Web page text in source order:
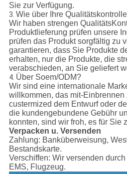
Sie zur Verfügung.
3. Wie über Ihre
Wir haben strengen
Produktlieferung prüfen unsere
prüfen das Produkt sorgfältig zu
garantieren, dass Sie Produkte
erhalten, nur die Produkte, die
verabschieden, an Sie geliefert
4. Über Soem/ODM?
Wir sind eine internationale
willkommen, das mit-Einbrennen
custermized dem Entwurf oder
die kundengebundene Gebühr
konnten, sind wir froh, es für Sie
Verpacken u. Versenden
Zahlung: Banküberweisung,
Bestandskarte.
Verschiffen: Wir versenden
EMS, Flugzeug.